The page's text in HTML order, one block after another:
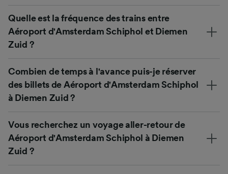
Quelle est la fréquence des trains entre
Aéroport d'Amsterdam Schiphol et Diemen
Zuid ?
Combien de temps à l'avance puis-je réserver
des billets de Aéroport d'Amsterdam Schiphol
à Diemen Zuid ?
Vous recherchez un voyage aller-retour de
Aéroport d'Amsterdam Schiphol à Diemen
Zuid ?